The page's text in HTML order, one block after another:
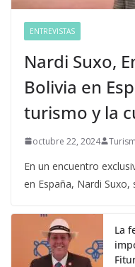
ENTREVISTAS
Nardi Suxo,
Bolivia en
turismo y la
octubre 22, 2024
En un encuentro
en España, Nardi
La